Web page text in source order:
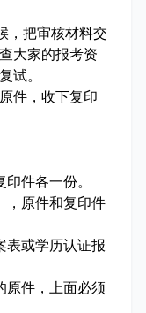
，把审核材料交
大家的报考资
试。
件，收下复印
件各一份。
，原件和复印件
表或学历认证报
原件，上面必须